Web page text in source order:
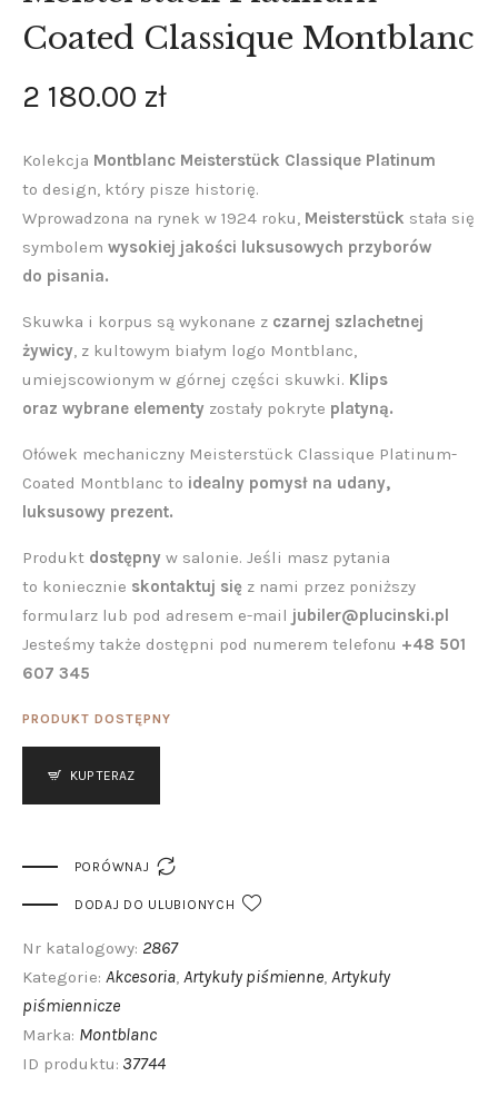
Coated Classique Montblanc
2 180.00 zł
Kolekcja Montblanc Meisterstück Classique Platinum
to design, który pisze historię.
Wprowadzona na rynek w 1924 roku, Meisterstück stała się
symbolem wysokiej jakości luksusowych przyborów
do pisania.
Skuwka i korpus są wykonane z czarnej szlachetnej
żywicy, z kultowym białym logo Montblanc,
umiejscowionym w górnej części skuwki. Klips
oraz wybrane elementy zostały pokryte platyną.
Ołówek mechaniczny Meisterstück Classique Platinum-
Coated Montblanc to idealny pomysł na udany,
luksusowy prezent.
Produkt dostępny w salonie. Jeśli masz pytania
to koniecznie skontaktuj się z nami przez poniższy
formularz lub pod adresem e-mail jubiler@plucinski.pl
Jesteśmy także dostępni pod numerem telefonu +48 501
607 345
PRODUKT DOSTĘPNY
KUP TERAZ
PORÓWNAJ 
DODAJ DO ULUBIONYCH
Nr katalogowy: 2867
Kategorie: Akcesoria, Artykuły piśmienne, Artykuły
piśmiennicze
Marka: Montblanc
ID produktu: 37744